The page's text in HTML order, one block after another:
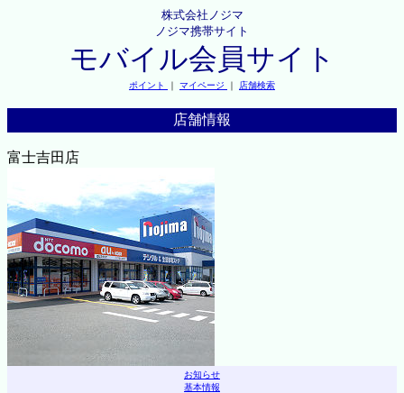
株式会社ノジマ
ノジマ携帯サイト
モバイル会員サイト
ポイント ｜ マイページ ｜ 店舗検索
店舗情報
富士吉田店
お知らせ
基本情報